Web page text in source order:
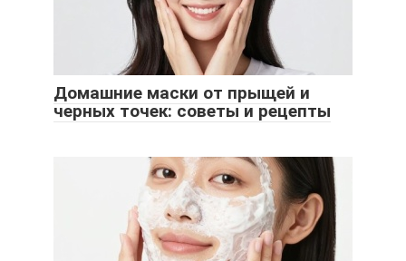
Домашние маски от прыщей и
черных точек: советы и рецепты